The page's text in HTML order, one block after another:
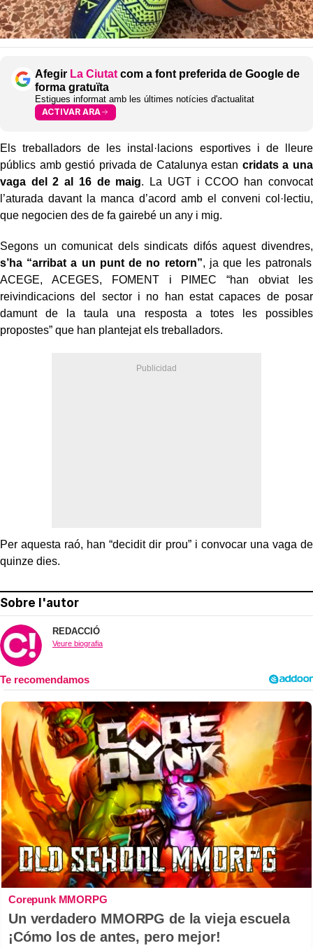
Afegir La Ciutat com a font preferida de Google de
forma gratuïta
Estigues informat amb les últimes notícies d'actualitat
ACTIVAR ARA
Els treballadors de les instal·lacions esportives i de lleure
públics amb gestió privada de Catalunya estan cridats a una
vaga del 2 al 16 de maig. La UGT i CCOO han convocat
l’aturada davant la manca d’acord amb el conveni col·lectiu,
que negocien des de fa gairebé un any i mig.
Segons un comunicat dels sindicats difós aquest divendres,
s’ha “arribat a un punt de no retorn”, ja que les patronals
ACEGE, ACEGES, FOMENT i PIMEC “han obviat les
reivindicacions del sector i no han estat capaces de posar
damunt de la taula una resposta a totes les possibles
propostes” que han plantejat els treballadors.
Per aquesta raó, han “decidit dir prou” i convocar una vaga de
quinze dies.
Sobre l'autor
REDACCIÓ
Veure biografia
Corepunk MMORPG
Un verdadero MMORPG de la vieja escuela
¡Cómo los de antes, pero mejor!